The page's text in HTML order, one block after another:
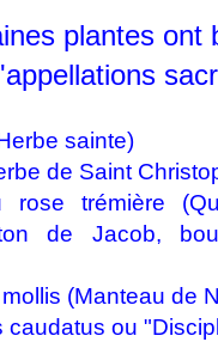
plantes ont
sainte)
de Saint
rose trémière
de Jacob,
(Manteau de
caudatus ou